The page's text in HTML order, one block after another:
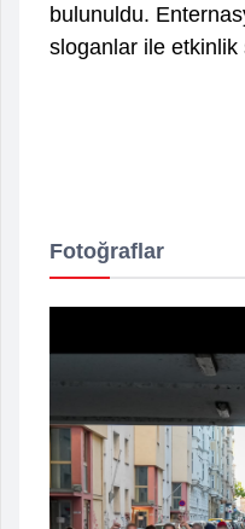
bulunuldu.
sloganlar ile etkinlik
Fotoğraflar